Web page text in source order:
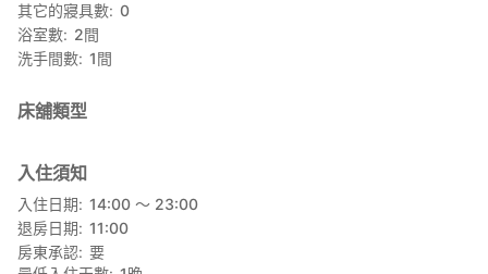
其它的寢具數 0
浴室數
2間
洗手間數 1間
床舖類型
入住須知
入住日期
14:00 〜 23:00
退房日期
11:00
房東承認
要